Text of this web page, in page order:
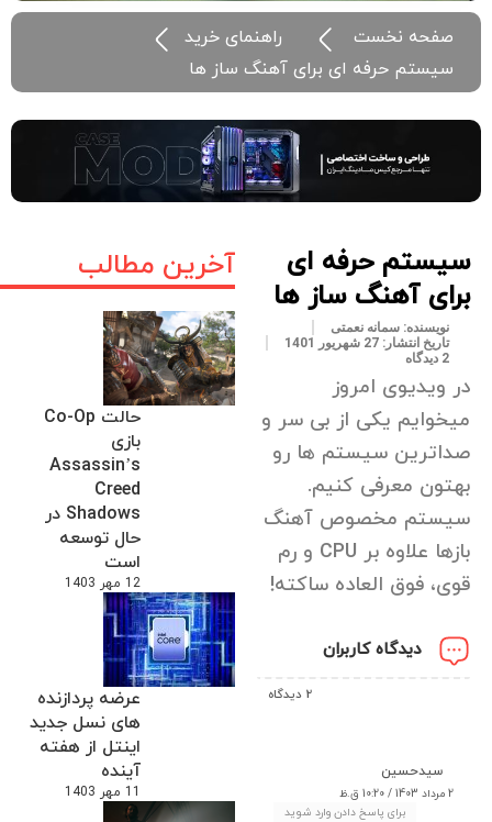
صفحه نخست
راهنمای خرید
سیستم حرفه ای برای آهنگ ساز ها
آخرین مطالب
حالت Co-Op
بازی
Assassin’s
Creed
Shadows در
حال توسعه
است
12 مهر 1403
عرضه پردازنده
های نسل جدید
اینتل از هفته
آینده
11 مهر 1403
سیستم حرفه ای
برای آهنگ ساز ها
نویسنده: سمانه نعمتی
تاریخ انتشار: 27 شهریور 1401
2 دیدگاه
در ویدیوی امروز
میخوایم یکی از بی سر و
صداترین سیستم ها رو
بهتون معرفی کنیم.
سیستم مخصوص آهنگ
بازها علاوه بر CPU و رم
قوی، فوق العاده ساکته!
دیدگاه کاربران
2 دیدگاه
سیدحسین
2 مرداد 1403 / 10:20 ق.ظ
برای پاسخ دادن وارد شوید